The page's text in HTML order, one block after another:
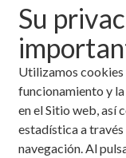
Su
Utilizamos cookies
funcionamiento y
en el Sitio web, así
estadística a través
navegación. Al